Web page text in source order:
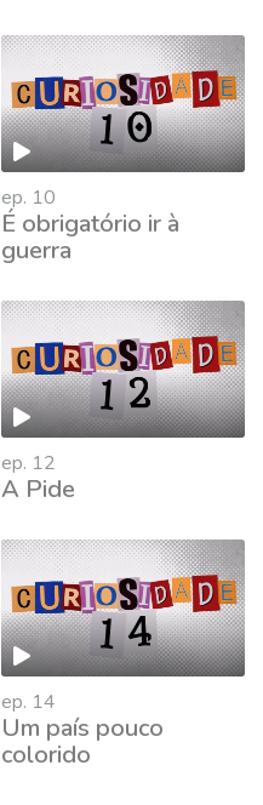
ep. 10
É obrigatório ir à
guerra
ep. 12
A Pide
ep. 14
Um país pouco
colorido